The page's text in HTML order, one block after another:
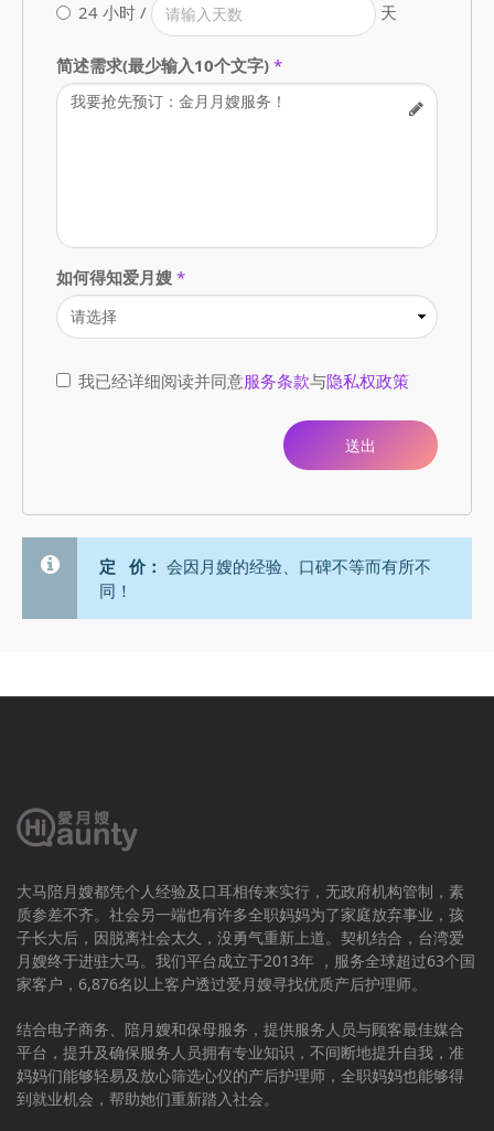
24 小时 /
天
简述需求(最少输入10个文字) *
如何得知爱月嫂 *
我已经详细阅读并同意服务条款与隐私权政策
定 价： 会因月嫂的经验、口碑不等而有所不
同！
大马陪月嫂都凭个人经验及口耳相传来实行，无政府机构管制，素
质参差不齐。社会另一端也有许多全职妈妈为了家庭放弃事业，孩
子长大后，因脱离社会太久，没勇气重新上道。契机结合，台湾爱
月嫂终于进驻大马。我们平台成立于2013年 ，服务全球超过63个国
家客户，6,876名以上客户透过爱月嫂寻找优质产后护理师。
结合电子商务、陪月嫂和保母服务，提供服务人员与顾客最佳媒合
平台，提升及确保服务人员拥有专业知识，不间断地提升自我，准
妈妈们能够轻易及放心筛选心仪的产后护理师，全职妈妈也能够得
到就业机会，帮助她们重新踏入社会。